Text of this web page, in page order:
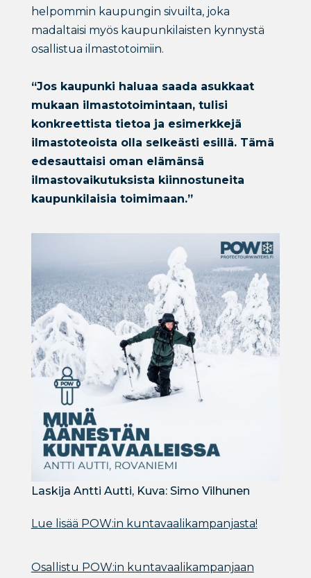
helpommin kaupungin sivuilta, joka
madaltaisi myös kaupunkilaisten kynnystä
osallistua ilmastotoimiin.
“Jos kaupunki haluaa saada asukkaat
mukaan ilmastotoimintaan, tulisi
konkreettista tietoa ja esimerkkejä
ilmastoteoista olla selkeästi esillä. Tämä
edesauttaisi oman elämänsä
ilmastovaikutuksista kiinnostuneita
kaupunkilaisia toimimaan.”
Laskija Antti Autti, Kuva: Simo Vilhunen
Lue lisää POW:in kuntavaalikampanjasta!
Osallistu POW:in kuntavaalikampanjaan